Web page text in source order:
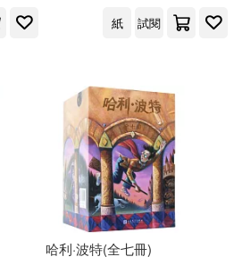
紙
試閱
哈利·波特(全七冊)